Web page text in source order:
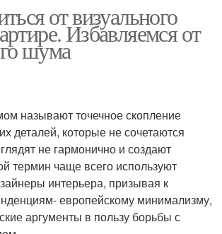
от визуального
Избавляемся от
шума
называют точечное скопление
деталей, которые не сочетаются
не гармонично и создают
термин чаще всего используют
интерьера, призывая к
европейскому минимализму,
аргументы в пользу борьбы с